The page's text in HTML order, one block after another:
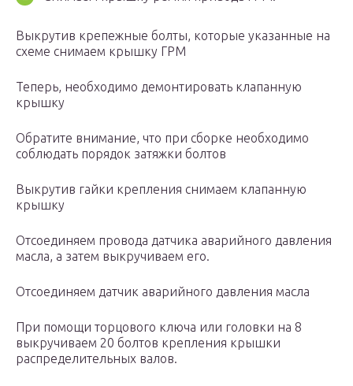
Выкрутив крепежные болты, которые указанные на
схеме снимаем крышку ГРМ
Теперь, необходимо демонтировать клапанную
крышку
Обратите внимание, что при сборке необходимо
соблюдать порядок затяжки болтов
Выкрутив гайки крепления снимаем клапанную
крышку
Отсоединяем провода датчика аварийного давления
масла, а затем выкручиваем его.
Отсоединяем датчик аварийного давления масла
При помощи торцового ключа или головки на 8
выкручиваем 20 болтов крепления крышки
распределительных валов.